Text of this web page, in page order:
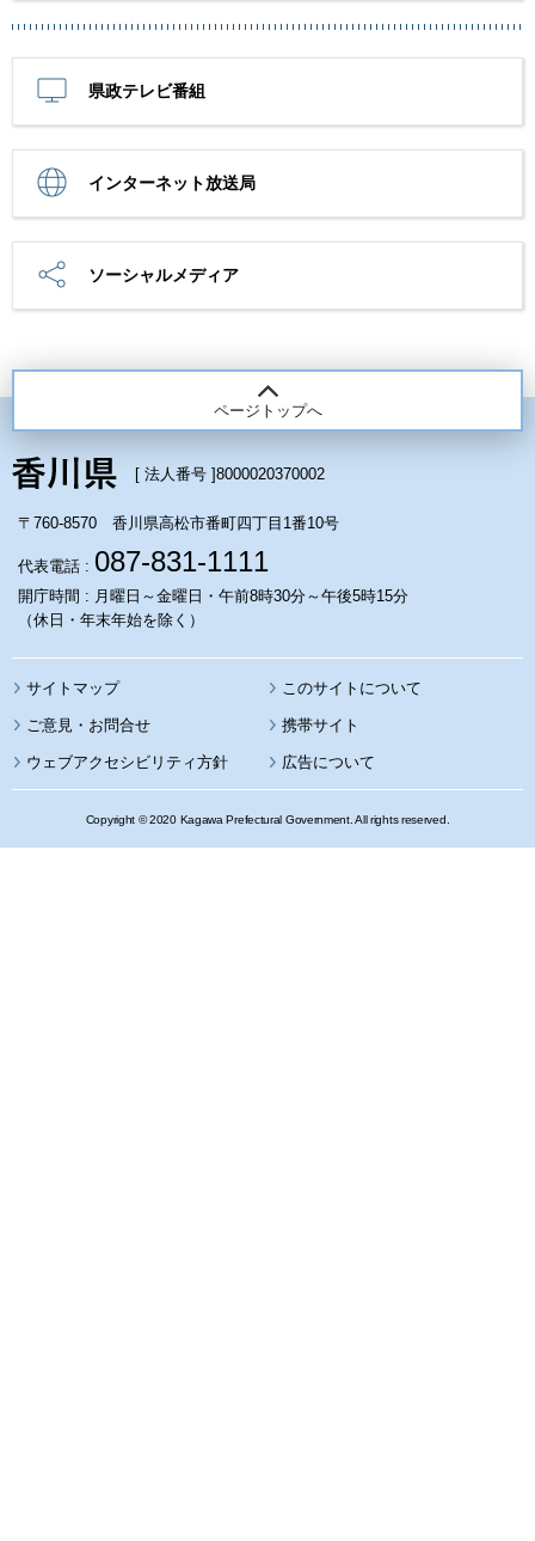
県政テレビ番組
インターネット放送局
ソーシャルメディア
ページトップへ
[ 法人番号 ]8000020370002
〒760-8570 香川県高松市番町四丁目1番10号
代表電話 : 087-831-1111
開庁時間 : 月曜日～金曜日・午前8時30分～午後5時15分
（休日・年末年始を除く）
サイトマップ このサイトについて
携帯サイト
ウェブアクセシビリティ方針 広告について
Copyright © 2020 Kagawa Prefectural Government. All rights reserved.